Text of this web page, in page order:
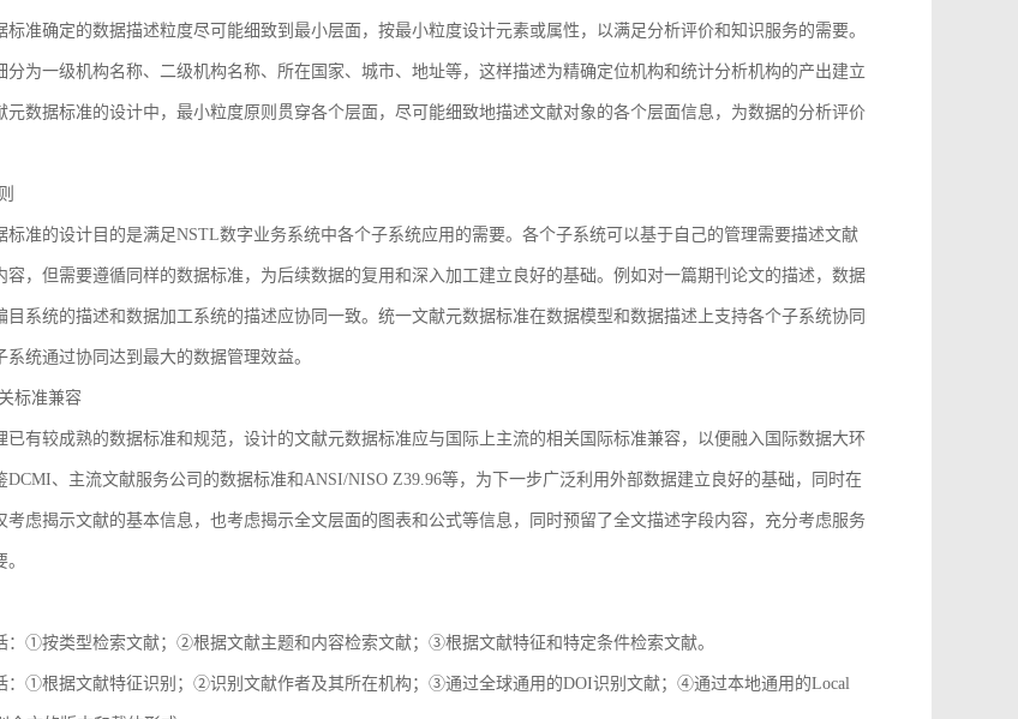
标准确定的数据描述粒度尽可能细致到最小层面，按最小粒度设计元素或属性，以满足分析评价和知识服务的需要。
分为一级机构名称、二级机构名称、所在国家、城市、地址等，这样描述为精确定位机构和统计分析机构的产出建立
元数据标准的设计中，最小粒度原则贯穿各个层面，尽可能细致地描述文献对象的各个层面信息，为数据的分析评价
标准的设计目的是满足NSTL数字业务系统中各个子系统应用的需要。各个子系统可以基于自己的管理需要描述文献
容，但需要遵循同样的数据标准，为后续数据的复用和深入加工建立良好的基础。例如对一篇期刊论文的描述，数据
目系统的描述和数据加工系统的描述应协同一致。统一文献元数据标准在数据模型和数据描述上支持各个子系统协同
统通过协同达到最大的数据管理效益。
标准兼容
已有较成熟的数据标准和规范，设计的文献元数据标准应与国际上主流的相关国际标准兼容，以便融入国际数据大环
DCMI、主流文献服务公司的数据标准和ANSI/NISO Z39.96等，为下一步广泛利用外部数据建立良好的基础，同时在
考虑揭示文献的基本信息，也考虑揭示全文层面的图表和公式等信息，同时预留了全文描述字段内容，充分考虑服务
：①按类型检索文献；②根据文献主题和内容检索文献；③根据文献特征和特定条件检索文献。
：①根据文献特征识别；②识别文献作者及其所在机构；③通过全球通用的DOI识别文献；④通过本地通用的Local